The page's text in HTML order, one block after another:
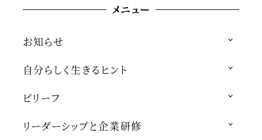
メニュー
お知らせ
自分らしく生きるヒント
ビリーフ
リーダーシップと企業研修